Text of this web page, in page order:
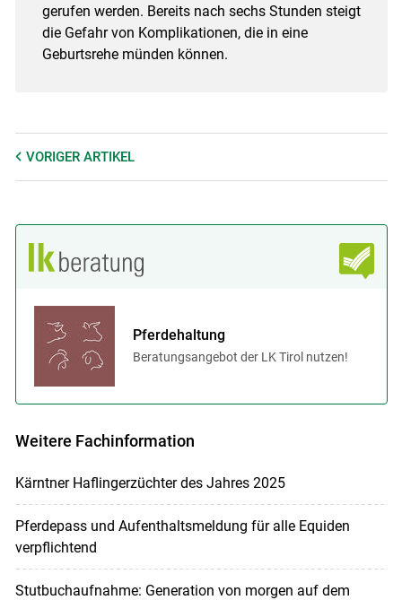
gerufen werden. Bereits nach sechs Stunden steigt
die Gefahr von Komplikationen, die in eine
Geburtsrehe münden können.
VORIGER ARTIKEL
Pferdehaltung
Beratungsangebot der LK Tirol nutzen!
Weitere Fachinformation
Kärntner Haflingerzüchter des Jahres 2025
Pferdepass und Aufenthaltsmeldung für alle Equiden
verpflichtend
Stutbuchaufnahme: Generation von morgen auf dem